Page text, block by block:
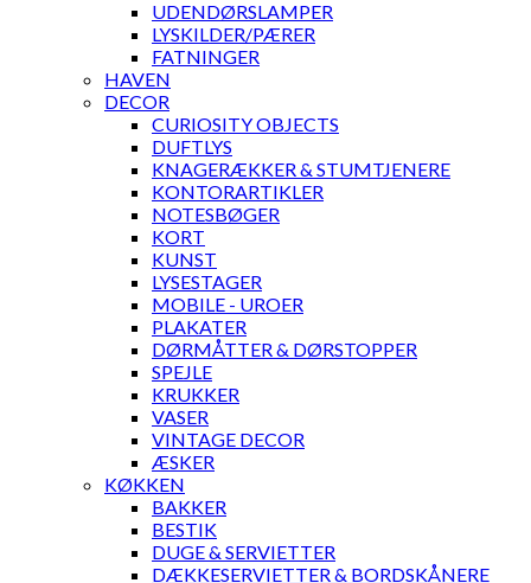
UDENDØRSLAMPER
LYSKILDER/PÆRER
FATNINGER
HAVEN
DECOR
CURIOSITY OBJECTS
DUFTLYS
KNAGERÆKKER & STUMTJENERE
KONTORARTIKLER
NOTESBØGER
KORT
KUNST
LYSESTAGER
MOBILE - UROER
PLAKATER
DØRMÅTTER & DØRSTOPPER
SPEJLE
KRUKKER
VASER
VINTAGE DECOR
ÆSKER
KØKKEN
BAKKER
BESTIK
DUGE & SERVIETTER
DÆKKESERVIETTER & BORDSKÅNERE